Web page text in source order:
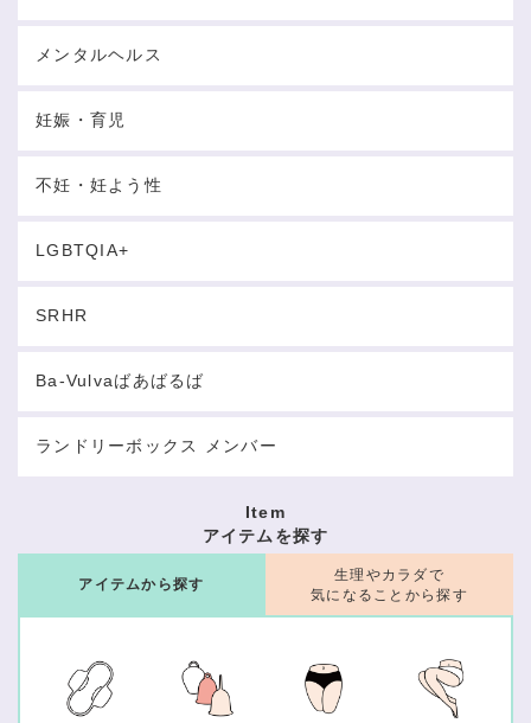
メンタルヘルス
妊娠・育児
不妊・妊よう性
LGBTQIA+
SRHR
Ba-Vulvaばあばるば
ランドリーボックス メンバー
Item
アイテムを探す
アイテムから探す
生理やカラダで
気になることから探す